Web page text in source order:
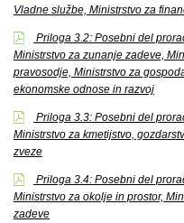
Vladne službe, Ministrstvo za
Priloga 3.2: Posebni del
Ministrstvo za zunanje zadeve,
pravosodje, Ministrstvo za
ekonomske odnose in razvoj
Priloga 3.3: Posebni del
Ministrstvo za kmetijstvo,
zveze
Priloga 3.4: Posebni del
Ministrstvo za okolje in prostor,
zadeve